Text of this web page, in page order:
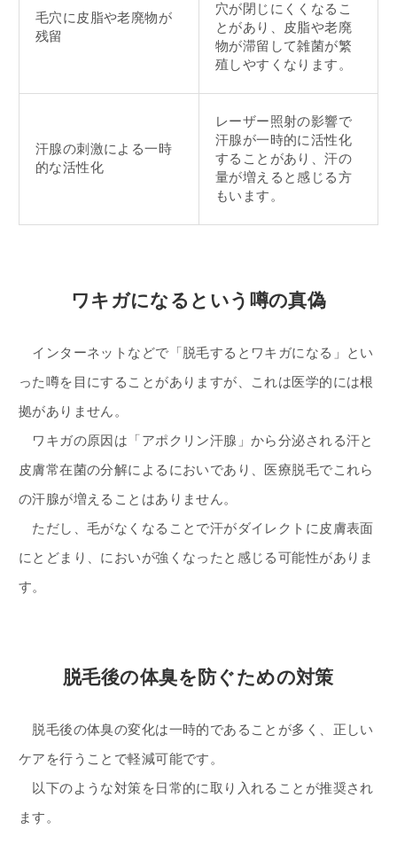
毛穴に皮脂や老廃物が
残留
穴が閉じにくくなるこ
とがあり、皮脂や老廃
物が滞留して雑菌が繁
殖しやすくなります。
汗腺の刺激による一時
的な活性化
レーザー照射の影響で
汗腺が一時的に活性化
することがあり、汗の
量が増えると感じる方
もいます。
ワキガになるという噂の真偽
インターネットなどで「脱毛するとワキガになる」とい
った噂を目にすることがありますが、これは医学的には根
拠がありません。
ワキガの原因は「アポクリン汗腺」から分泌される汗と
皮膚常在菌の分解によるにおいであり、医療脱毛でこれら
の汗腺が増えることはありません。
ただし、毛がなくなることで汗がダイレクトに皮膚表面
にとどまり、においが強くなったと感じる可能性がありま
す。
脱毛後の体臭を防ぐための対策
脱毛後の体臭の変化は一時的であることが多く、正しい
ケアを行うことで軽減可能です。
以下のような対策を日常的に取り入れることが推奨され
ます。